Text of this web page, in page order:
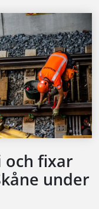
och fixar
under